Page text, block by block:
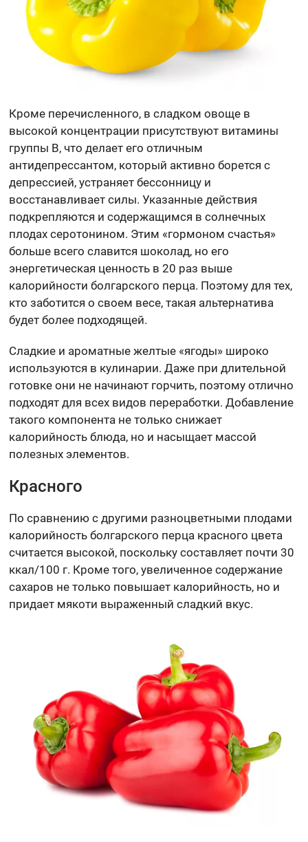
Кроме перечисленного, в сладком овоще в
высокой концентрации присутствуют витамины
группы В, что делает его отличным
антидепрессантом, который активно борется с
депрессией, устраняет бессонницу и
восстанавливает силы. Указанные действия
подкрепляются и содержащимся в солнечных
плодах серотонином. Этим «гормоном счастья»
больше всего славится шоколад, но его
энергетическая ценность в 20 раз выше
калорийности болгарского перца. Поэтому для тех,
кто заботится о своем весе, такая альтернатива
будет более подходящей.
Сладкие и ароматные желтые «ягоды» широко
используются в кулинарии. Даже при длительной
готовке они не начинают горчить, поэтому отлично
подходят для всех видов переработки. Добавление
такого компонента не только снижает
калорийность блюда, но и насыщает массой
полезных элементов.
Красного
По сравнению с другими разноцветными плодами
калорийность болгарского перца красного цвета
считается высокой, поскольку составляет почти 30
ккал/100 г. Кроме того, увеличенное содержание
сахаров не только повышает калорийность, но и
придает мякоти выраженный сладкий вкус.